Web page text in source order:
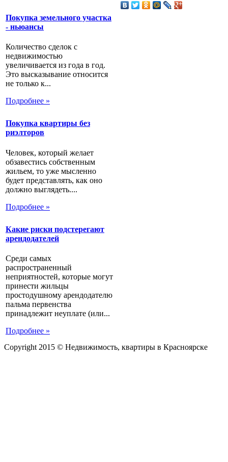
Покупка земельного участка
- ньюансы
Количество сделок с
недвижимостью
увеличивается из года в год.
Это высказывание относится
не только к...
Подробнее »
Покупка квартиры без
риэлторов
Человек, который желает
обзавестись собственным
жильем, то уже мысленно
будет представлять, как оно
должно выглядеть....
Подробнее »
Какие риски подстерегают
арендодателей
Среди самых
распространенный
неприятностей, которые могут
принести жильцы
простодушному арендодателю
пальма первенства
принадлежит неуплате (или...
Подробнее »
Copyright 2015 © Недвижимость, квартиры в Красноярске